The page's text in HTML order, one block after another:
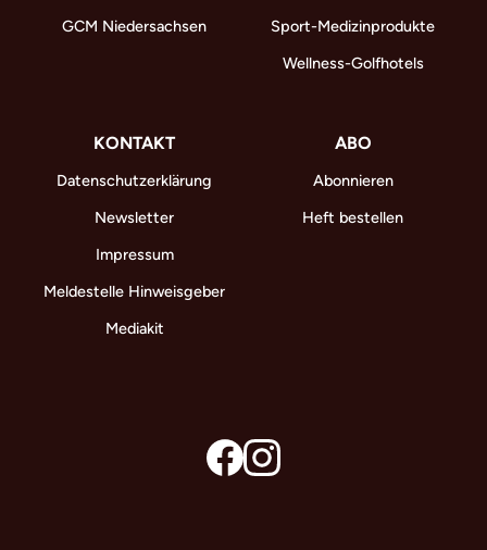
GCM Niedersachsen
Sport-Medizinprodukte
Wellness-Golfhotels
KONTAKT
Datenschutzerklärung
Newsletter
Impressum
Meldestelle Hinweisgeber
Mediakit
ABO
Abonnieren
Heft bestellen